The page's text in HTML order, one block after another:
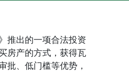
推出的一项合法投资
房产的方式，获得瓦
批、低门槛等优势，